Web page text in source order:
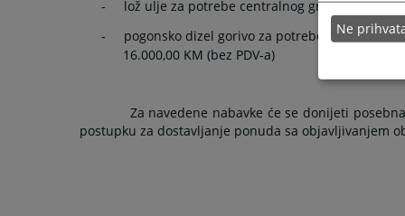
-
lož ulje za potrebe centralnog grijanja
-
pogonsko dizel gorivo za potrebe dva
16.000,00 KM (bez PDV-a)
Za navedene nabavke će se donijeti
postupku za dostavljanje ponuda sa objavljivanjem
Ne